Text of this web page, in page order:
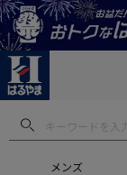
メンズ